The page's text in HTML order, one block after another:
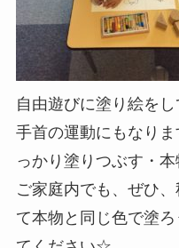
自由遊びに塗り絵をし
手首の運動にもなり
っかり塗りつぶす・本
ご家庭内でも、ぜひ
て本物と同じ色で塗